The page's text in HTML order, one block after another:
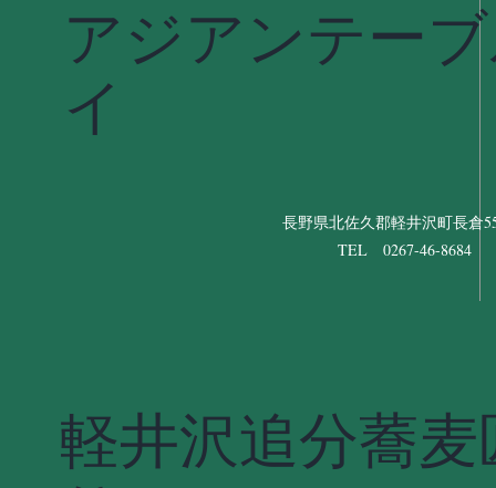
アジアンテー
イ
長野県北佐久郡軽井沢町長倉
TEL 0267-46-8684
軽井沢追分蕎